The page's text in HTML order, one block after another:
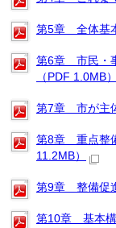
第5章 全体基
第6章 市民・
（PDF 1.0MB）
第7章 市が主
第8章 重点整
11.2MB）
第9章 整備促
第10章 基本構